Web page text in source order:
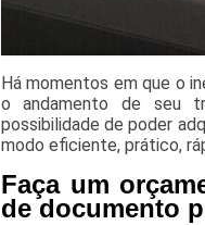
Há momentos em que o
o andamento de seu
possibilidade de poder
modo eficiente, prático,
Faça um
de documento